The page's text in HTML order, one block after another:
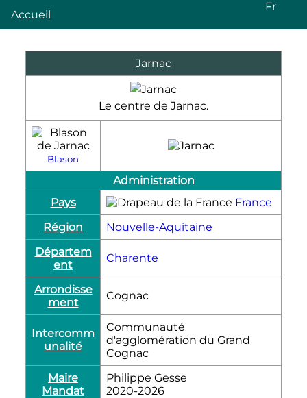
Accueil
Fr
Jarnac
Le centre de Jarnac.
Blason
Administration
Pays
France
Région
Nouvelle-Aquitaine
Départem
ent
Charente
Arrondisse
ment
Cognac
Intercomm
unalité
Communauté
d'agglomération du Grand
Cognac
Maire
Mandat
Philippe Gesse
2020-2026